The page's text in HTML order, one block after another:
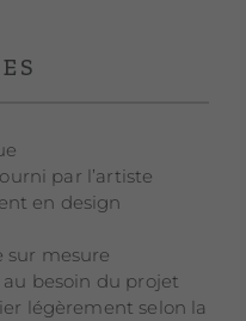
par l’artiste
en design
sur mesure
au besoin du projet
légèrement selon la